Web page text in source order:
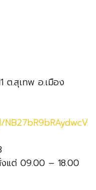
ต.สุเทพ อ.เมือง
แต่ 09.00 – 18.00